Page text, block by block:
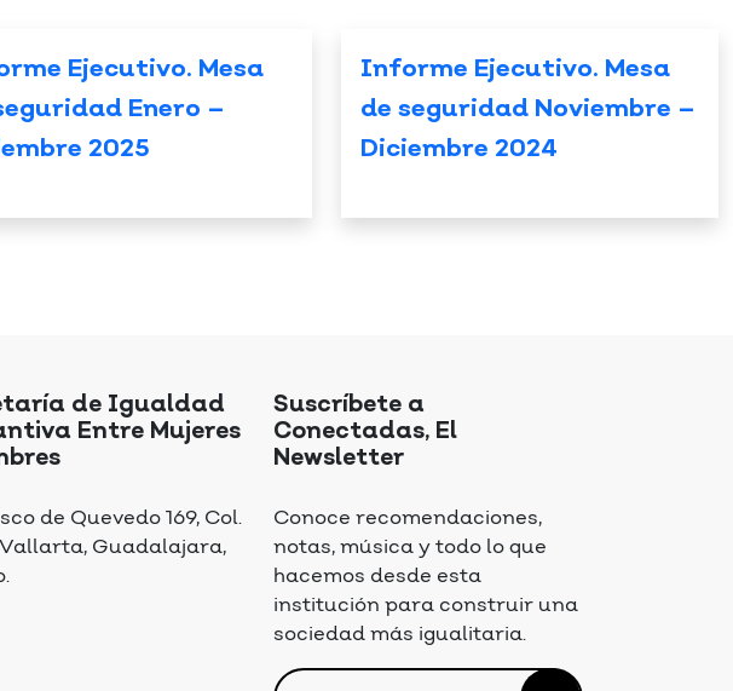
Ejecutivo. Mesa
Enero –
2025
Informe Ejecutivo. Mesa
de seguridad Noviembre –
Diciembre 2024
de Igualdad
Entre Mujeres
de Quevedo 169, Col.
Guadalajara,
Suscríbete a
Conectadas, El
Newsletter
Conoce recomendaciones,
notas, música y todo lo que
hacemos desde esta
institución para construir una
sociedad más igualitaria.